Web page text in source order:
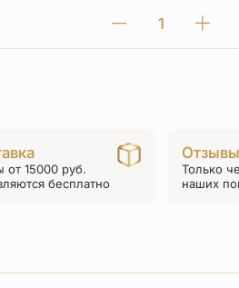
Количество
товара
голубой
эмалью
от 15000 руб.
бесплатно
Только
наших